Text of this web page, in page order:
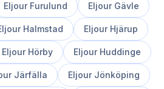
Eljour Furulund Eljour Gävle
Halmstad Eljour Hjärup
Eljour Hörby Eljour Huddinge
Järfälla Eljour Jönköping